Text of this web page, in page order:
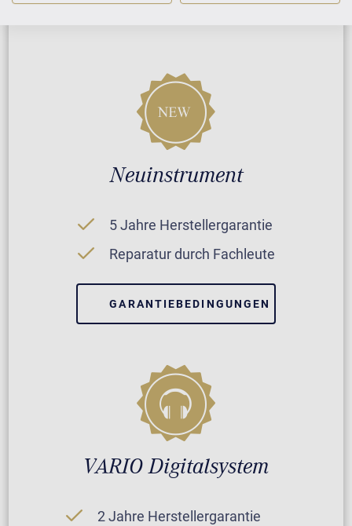
Neuinstrument
5 Jahre Herstellergarantie
Reparatur durch Fachleute
GARANTIEBEDINGUNGEN
VARIO Digitalsystem
2 Jahre Herstellergarantie